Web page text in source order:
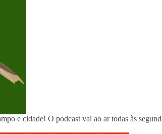
e cidade! O podcast vai ao ar todas às